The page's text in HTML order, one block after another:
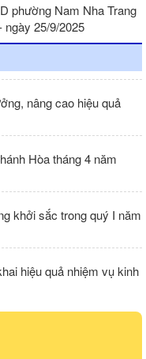
phường Nam Nha Trang
ngày 25/9/2025
nâng cao hiệu quả
Hòa tháng 4 năm
khởi sắc trong quý I năm
hiệu quả nhiệm vụ kinh